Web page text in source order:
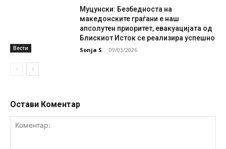
Вести
Муцунски: Безбедноста на
македонските граѓани е наш
апсолутен приоритет, евакуацијата од
Блискиот Исток се реализира успешно
Sonja S - 09/03/2026
Остави Коментар